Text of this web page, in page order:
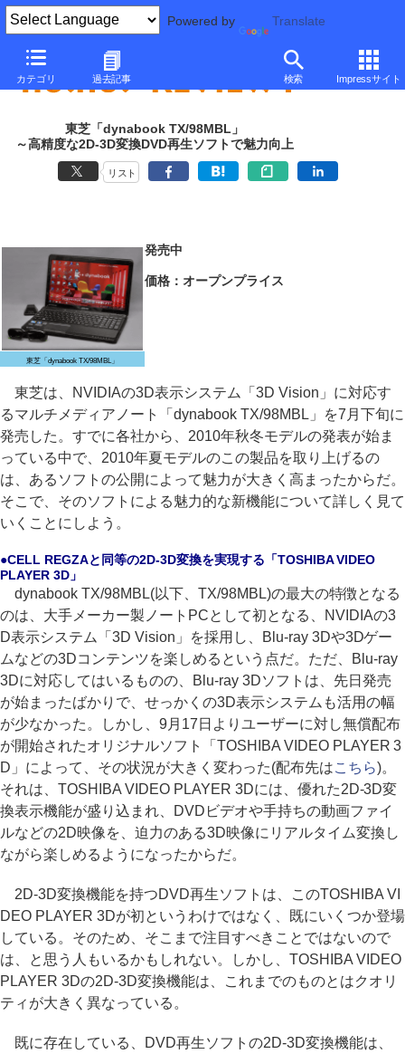
Powered by Translate
カテゴリ 過去記事 検索 Impressサイト
東芝「dynabook TX/98MBL」
～高精度な2D-3D変換DVD再生ソフトで魅力向上
リスト
東芝「dynabook TX/98MBL」
発売中
価格：オープンプライス
東芝は、NVIDIAの3D表示システム「3D Vision」に対応す
るマルチメディアノート「dynabook TX/98MBL」を7月下旬に
発売した。すでに各社から、2010年秋冬モデルの発表が始ま
っている中で、2010年夏モデルのこの製品を取り上げるの
は、あるソフトの公開によって魅力が大きく高まったからだ。
そこで、そのソフトによる魅力的な新機能について詳しく見て
いくことにしよう。
●CELL REGZAと同等の2D-3D変換を実現する「TOSHIBA VIDEO
PLAYER 3D」
dynabook TX/98MBL(以下、TX/98MBL)の最大の特徴となる
のは、大手メーカー製ノートPCとして初となる、NVIDIAの3
D表示システム「3D Vision」を採用し、Blu-ray 3Dや3Dゲー
ムなどの3Dコンテンツを楽しめるという点だ。ただ、Blu-ray
3Dに対応してはいるものの、Blu-ray 3Dソフトは、先日発売
が始まったばかりで、せっかくの3D表示システムも活用の幅
が少なかった。しかし、9月17日よりユーザーに対し無償配布
が開始されたオリジナルソフト「TOSHIBA VIDEO PLAYER 3
D」によって、その状況が大きく変わった(配布先はこちら)。
それは、TOSHIBA VIDEO PLAYER 3Dには、優れた2D-3D変
換表示機能が盛り込まれ、DVDビデオや手持ちの動画ファイ
ルなどの2D映像を、迫力のある3D映像にリアルタイム変換し
ながら楽しめるようになったからだ。
2D-3D変換機能を持つDVD再生ソフトは、このTOSHIBA VI
DEO PLAYER 3Dが初というわけではなく、既にいくつか登場
している。そのため、そこまで注目すべきことではないので
は、と思う人もいるかもしれない。しかし、TOSHIBA VIDEO
PLAYER 3Dの2D-3D変換機能は、これまでのものとはクオリ
ティが大きく異なっている。
既に存在している、DVD再生ソフトの2D-3D変換機能は、